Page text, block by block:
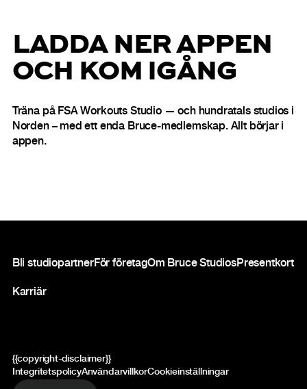
LADDA NER APPEN
OCH KOM IGÅNG
Träna på FSA Workouts Studio — och hundratals studios i
Norden – med ett enda Bruce-medlemskap. Allt börjar i
appen.
Bli studiopartnerFör företagOm Bruce StudiosPresentkort
Karriär
{{copyright-disclaimer}}
IntegritetspolicyAnvändarvillkorCookieinställningar